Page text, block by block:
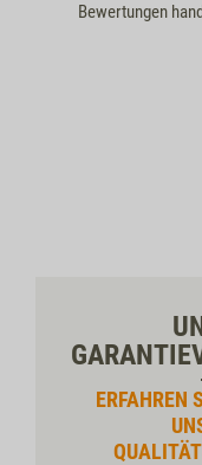
Bewertungen
ERFAHREN